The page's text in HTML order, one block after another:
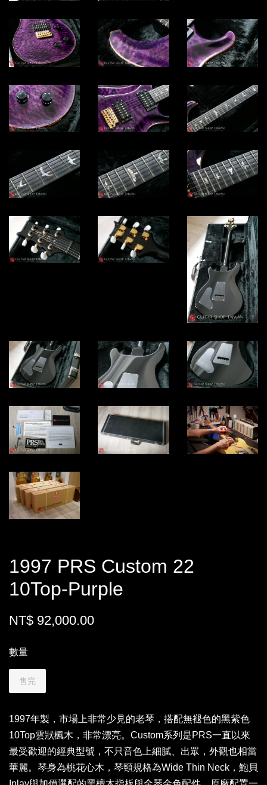
1997 PRS Custom 22
10Top-Purple
NT$ 92,000.00
數量
售完
1997年製，市場上非常少見的老琴，搭配無褪色的黑紫色
10Top雲狀楓木，非常漂亮。Custom系列是PRS一直以來
最受歡迎的經典型號，不只音色上細膩、出眾，外觀也相當
華麗。琴身為桃花心木，琴頸規格為Wide Thin Neck，鮑貝